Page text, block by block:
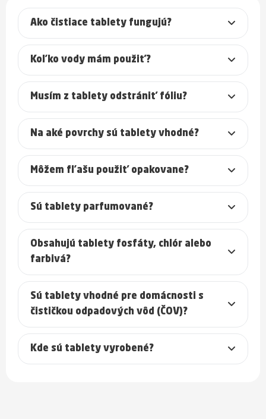
Ako čistiace tablety fungujú?
Koľko vody mám použiť?
Musím z tablety odstrániť fóliu?
Na aké povrchy sú tablety vhodné?
Môžem fľašu použiť opakovane?
Sú tablety parfumované?
Obsahujú tablety fosfáty, chlór alebo
farbivá?
Sú tablety vhodné pre domácnosti s
čističkou odpadových vôd (ČOV)?
Kde sú tablety vyrobené?